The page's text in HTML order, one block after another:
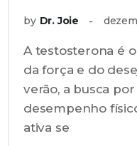
by Dr. Joie
A testosterona é
da força e do
verão, a busca
desempenho
ativa se